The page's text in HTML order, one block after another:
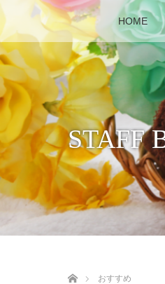
HOME
STAFF
おすすめ